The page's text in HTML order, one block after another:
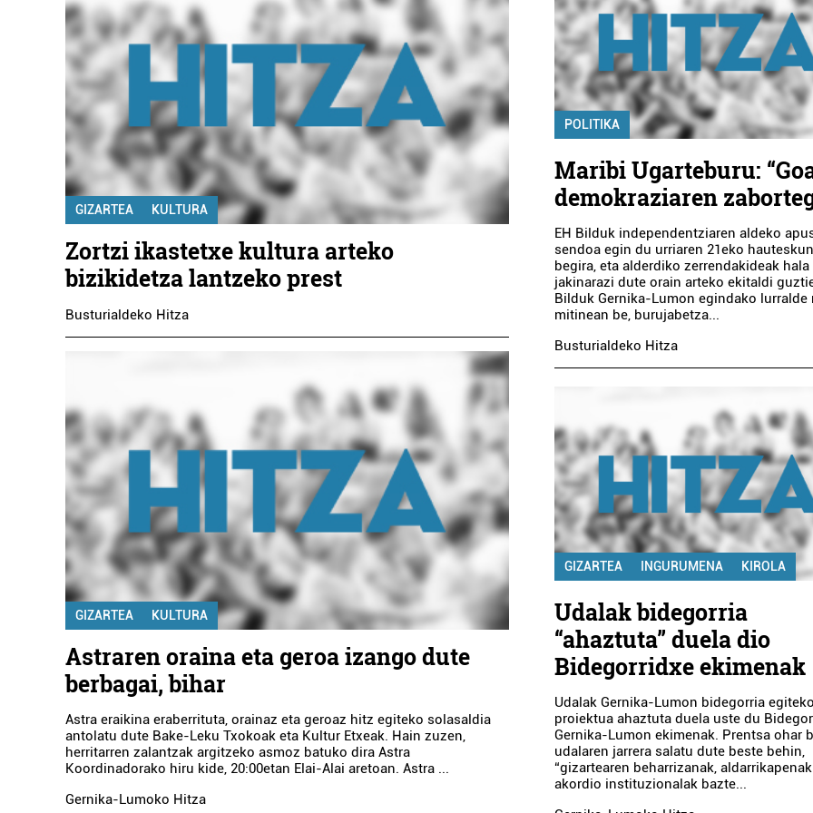
GIZARTEA KULTURA
Zortzi ikastetxe kultura arteko
bizikidetza lantzeko prest
Busturialdeko Hitza
GIZARTEA KULTURA
Astraren oraina eta geroa izango dute
berbagai, bihar
Astra eraikina eraberrituta, orainaz eta geroaz hitz egiteko solasaldia
antolatu dute Bake-Leku Txokoak eta Kultur Etxeak. Hain zuzen,
herritarren zalantzak argitzeko asmoz batuko dira Astra
Koordinadorako hiru kide, 20:00etan Elai-Alai aretoan. Astra ...
Gernika-Lumoko Hitza
POLITIKA
Maribi Ugarteburu:
demokraziaren
EH Bilduk independentziaren aldeko
sendoa egin du urriaren 21eko
begira, eta alderdiko zerrendakideak hala
jakinarazi dute orain arteko ekitaldi
Bilduk Gernika-Lumon egindako lurralde
mitinean be, burujabetza...
Busturialdeko Hitza
GIZARTEA INGURUMENA KIROLA
Udalak bidegorria
“ahaztuta” duela dio
Bidegorridxe ekimenak
Udalak Gernika-Lumon bidegorria
proiektua ahaztuta duela uste du
Gernika-Lumon ekimenak. Prentsa ohar
udalaren jarrera salatu dute beste behin,
“gizartearen beharrizanak,
akordio instituzionalak bazte...